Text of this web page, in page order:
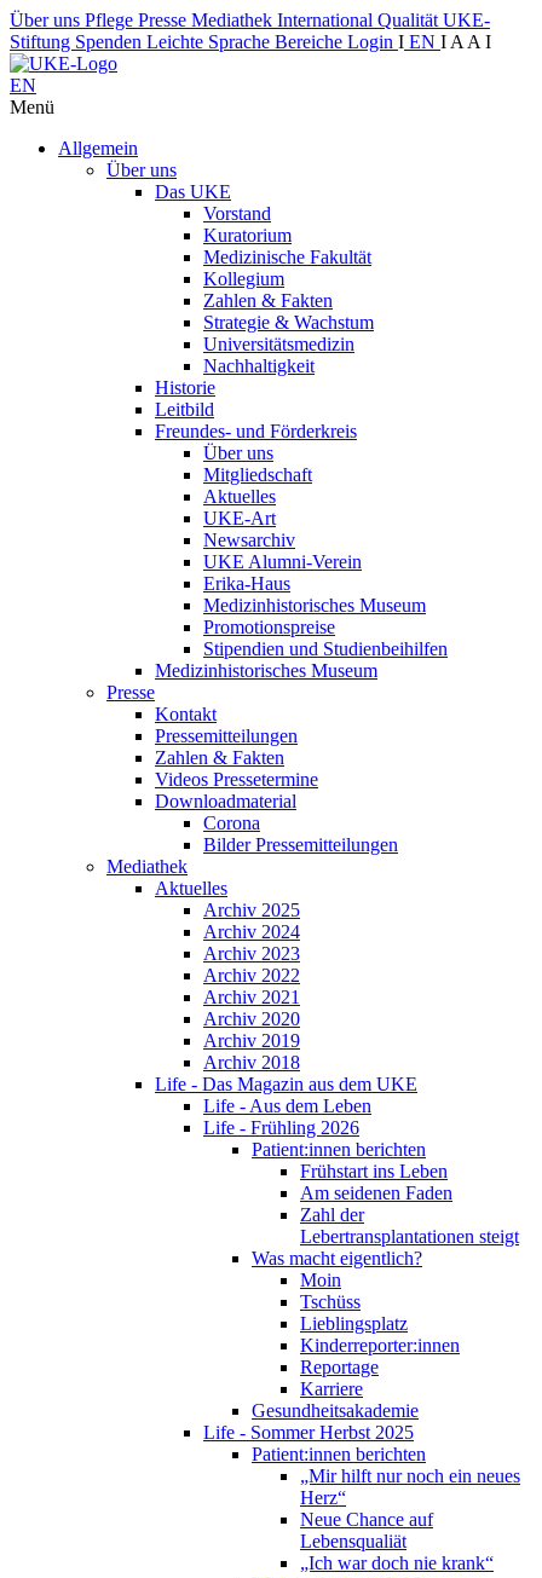
Über uns Pflege Presse Mediathek International Qualität UKE-
Stiftung Spenden Leichte Sprache Bereiche Login I EN I A A I
EN
Menü
Allgemein
Über uns
Das UKE
Vorstand
Kuratorium
Medizinische Fakultät
Kollegium
Zahlen & Fakten
Strategie & Wachstum
Universitätsmedizin
Nachhaltigkeit
Historie
Leitbild
Freundes- und Förderkreis
Über uns
Mitgliedschaft
Aktuelles
UKE-Art
Newsarchiv
UKE Alumni-Verein
Erika-Haus
Medizinhistorisches Museum
Promotionspreise
Stipendien und Studienbeihilfen
Medizinhistorisches Museum
Presse
Kontakt
Pressemitteilungen
Zahlen & Fakten
Videos Pressetermine
Downloadmaterial
Corona
Bilder Pressemitteilungen
Mediathek
Aktuelles
Archiv 2025
Archiv 2024
Archiv 2023
Archiv 2022
Archiv 2021
Archiv 2020
Archiv 2019
Archiv 2018
Life - Das Magazin aus dem UKE
Life - Aus dem Leben
Life - Frühling 2026
Patient:innen berichten
Frühstart ins Leben
Am seidenen Faden
Zahl der
Lebertransplantationen steigt
Was macht eigentlich?
Moin
Tschüss
Lieblingsplatz
Kinderreporter:innen
Reportage
Karriere
Gesundheitsakademie
Life - Sommer Herbst 2025
Patient:innen berichten
„Mir hilft nur noch ein neues
Herz“
Neue Chance auf
Lebensqualiät
„Ich war doch nie krank“